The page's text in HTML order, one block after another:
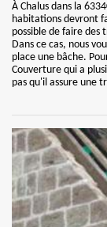
À Chalus dans la
habitations devront
possible de faire des
Dans ce cas, nous
place une bâche.
Couverture qui a
pas qu'il assure une